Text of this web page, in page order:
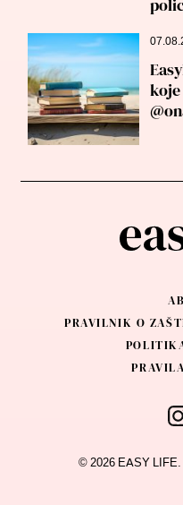
PRAVILNIK O
© 2026 EASY